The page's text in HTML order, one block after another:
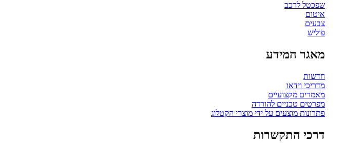
שפכטל לרכב
איטום
צבעים
פוליש
מאגר המידע
חדשות
מדריכי וידאו
מאמרים מקצועיים
מפרטים טכניים להורדה
פתרונות מוצעים על ידי מוצרי הקטלוג
דרכי התקשרות